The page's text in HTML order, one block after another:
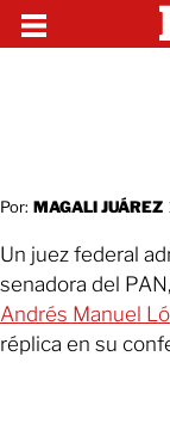
Por: MAGALI JUÁREZ
Un juez federal
senadora del PAN,
Andrés Manuel
réplica en su